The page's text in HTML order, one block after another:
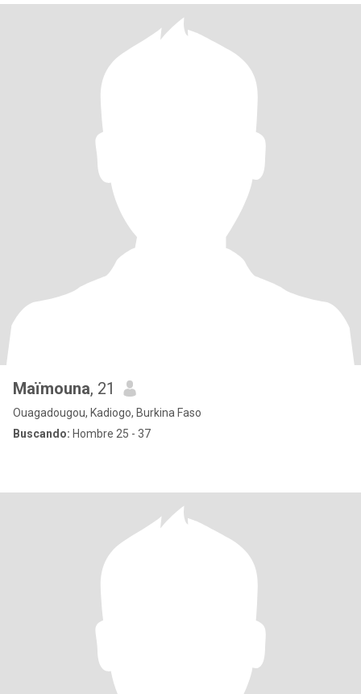
Maïmouna, 21
Ouagadougou, Kadiogo, Burkina Faso
Buscando: Hombre 25 - 37